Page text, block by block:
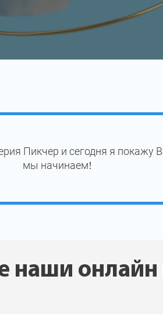
Пикчер и сегодня я покажу
мы начинаем!
наши онлайн